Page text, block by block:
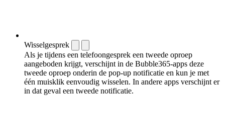
Wisselgesprek
Als je tijdens een telefoongesprek een tweede oproep
aangeboden krijgt, verschijnt in de Bubble365-apps deze
tweede oproep onderin de pop-up notificatie en kun je met
één muisklik eenvoudig wisselen. In andere apps verschijnt er
in dat geval een tweede notificatie.